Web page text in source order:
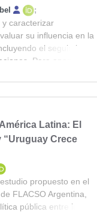
;
y caracterizar
su influencia en la
el seguimiento
Para aportar
de la
de una identificación
como de alto
prioridad a la
facilitando
una segunda etapa.
a considerar para
información
y científico en Chile.
Latina: El
“Uruguay Crece
propuesto en el
FLACSO Argentina,
pública entre los